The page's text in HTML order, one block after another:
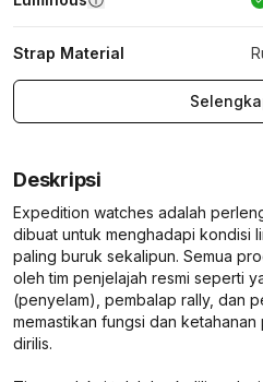
Strap Material
Deskripsi
Expedition watches adalah
dibuat untuk menghadapi kondisi
paling buruk sekalipun. Semua
oleh tim penjelajah resmi seperti
(penyelam), pembalap rally, dan
memastikan fungsi dan
dirilis.